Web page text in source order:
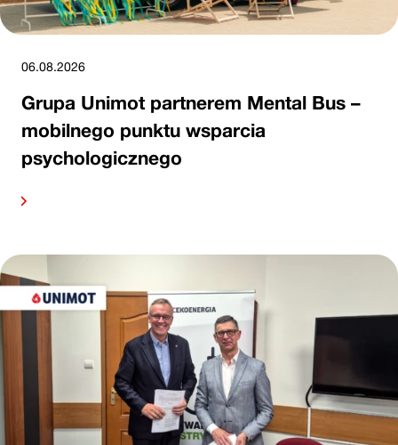
06.08.2026
Grupa Unimot partnerem Mental Bus –
mobilnego punktu wsparcia
psychologicznego